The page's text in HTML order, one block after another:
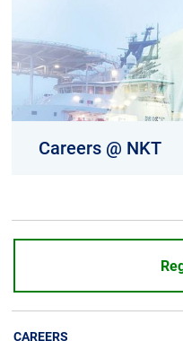
Careers @ NKT
CAREERS